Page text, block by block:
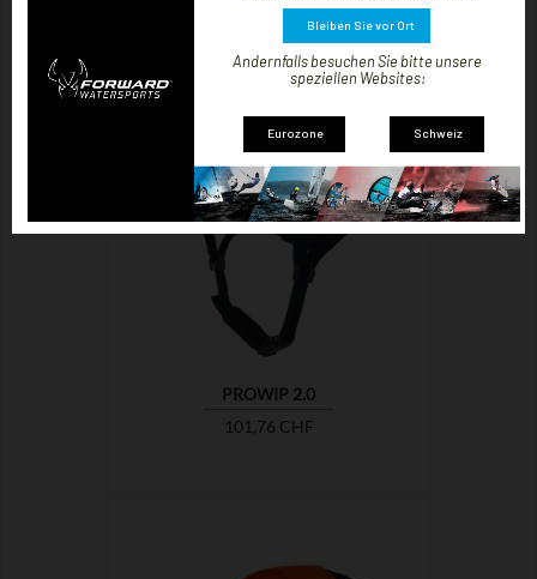
PROWIP 2.0
Preis
101,76 CHF

Andernfalls besuchen Sie bitte unsere
speziellen Websites:
Eurozone Schweiz
Bleiben Sie vor Ort